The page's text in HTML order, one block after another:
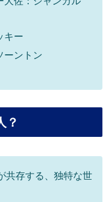
キー
ーントン
？
共存する、独特な世